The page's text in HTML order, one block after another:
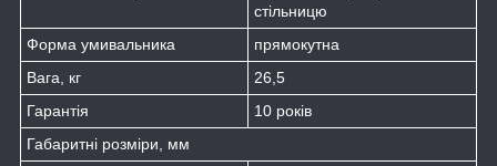
стільницю
Форма умивальника
прямокутна
Вага, кг
26,5
Гарантія
10 років
Габаритні розміри, мм